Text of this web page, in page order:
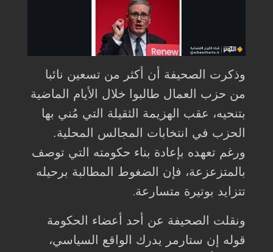
وذكرت الصحيفة أن أكثر من تسعين نائبا
من حزب العمال طالبوا خلال الأيام الماضية
بتنحيه، عقب الهزيمة الثقيلة التي مُني بها
الحزب في انتخابات المجالس المحلية.
ورغم تعهده بإعادة بناء حكومته التي توصف
بالمتزعزعة، فإن الضغوط المطالبة برحيله
تتزايد بوتيرة متسارعة.
ونقلت الصحيفة عن أحد أعضاء الحكومة
قوله إن ستارمر يدرك الواقع السياسي،